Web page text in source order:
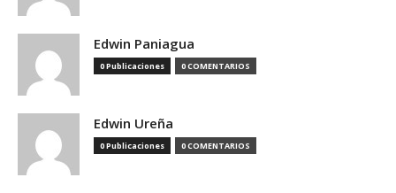
Edwin Paniagua
0 Publicaciones 0 COMENTARIOS
Edwin Ureña
0 Publicaciones 0 COMENTARIOS